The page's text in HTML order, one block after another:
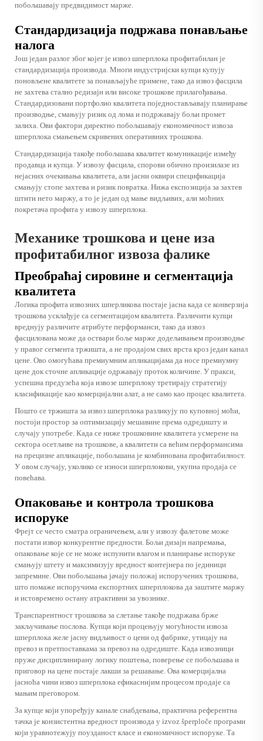
побољшавају предвидимост марже.
Стандардизација подржава понављање
налога
Још један разлог због којег је извоз шперплока профитабилан је
стандардизација производа. Многи индустријски купци купују
поновљене квалитете за понављајуће примене, тако да извоз фасцила
не захтева стално редизајн или високе трошкове прилагођавања.
Стандардизовани портфолио квалитета поједностављавају планирање
производње, смањују ризик од лома и подржавају бољи промет
залиха. Ови фактори директно побољшавају економичност извоза
шперплока смањењем скривених оперативних трошкова.
Стандардизација такође побољшава квалитет комуникације између
продавца и купца. У извозу фасцила, спорови обично произилазе из
нејасних очекивања квалитета, али јасни оквири спецификација
смањују стопе захтева и ризик повратка. Нижа експозиција за захтев
штити нето маржу, а то је један од мање видљивих, али моћних
покретача профита у извозу шперплока.
Механике трошкова и цене иза
профитабилног извоза фалике
Преобраћај сировине и сегментација
квалитета
Логика профита извозних шперликова постаје јасна када се конверзија
трошкова усклађује са сегментацијом квалитета. Различити купци
вреднују различите атрибуте перформанси, тако да извоз
фасцилована може да оствари боље марже додељивањем производње
у правог сегмента тржишта, а не продајом свих врста кроз један канал
цене. Ово омогућава премиумним апликацијама да носе премиумну
цене док сточне апликације одржавају проток количине. У пракси,
успешна предузећа која извозе шперплоку третирају стратегију
класификације као комерцијални алат, а не само као процес квалитета.
Пошто се тржишта за извоз шперплока разликују по куповној моћи,
постоји простор за оптимизацију мешавине према одредишту и
случају употребе. Када се ниже трошковине квалитета усмерене на
сектора осетљиве на трошкове, а квалитети са већим перформансима
на прецизне апликације, побољшана је комбинована профитабилност.
У овом случају, уколико се износи шперплокови, укупна продаја се
повећава.
Опаковање и контрола трошкова
испоруке
Фрејт се често сматра ограничењем, али у извозу фалетове може
постати извор конкурентне предности. Бољи дизајн напремања,
опаковање које се не може испунити влагом и планирање испоруке
смањују штету и максимизују вредност контејнера по јединици
запремине. Ови побољшања јачају положај испоручених трошкова,
што помаже испоручима експортних шперплокова да заштите маржу
и истовремено остану атрактивни за увознике.
Транспарентност трошкова за слетање такође подржава брже
закључивање послова. Купци који процењују могућности извоза
шперплока желе јасну видљивост о цени од фабрике, утицају на
превоз и претпоставкама за превоз на одредиште. Када извозници
пруже дисциплинирану логику поштења, поверење се побољшава и
приговор на цене постаје лакши за решавање. Ова комерцијална
јасноћа чини извоз шперплока ефикаснијим процесом продаје са
мањим преговором.
За купце који упоређују канале снабдевања, практична референтна
тачка је конзистентна вредност производа у izvoz šperploče програми
који уравнотежују поузданост класе и економичност испоруке. Та